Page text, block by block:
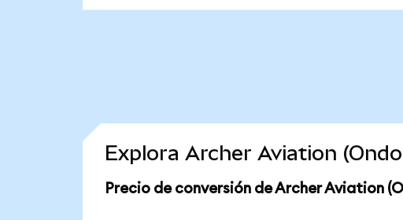
Explora Archer Aviation
Precio de conversión de Archer Aviation